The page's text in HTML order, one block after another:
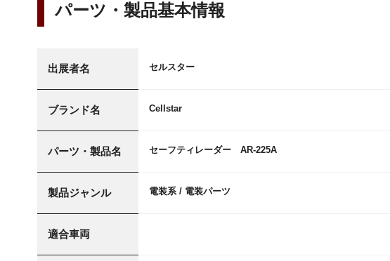
パーツ・製品基本情報
出展者名 セルスター
ブランド名 Cellstar
パーツ・製品名 セーフティレーダー AR-225A
製品ジャンル 電装系 / 電装パーツ
適合車両